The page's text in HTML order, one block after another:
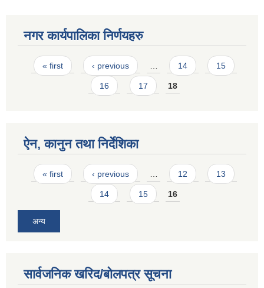
नगर कार्यपालिका निर्णयहरु
Pages
« first ‹ previous … 14 15
16 17 18
ऐन, कानुन तथा निर्देशिका
Pages
« first ‹ previous 12 13
14 15 16
अन्य
सार्वजनिक खरिद/बोलपत्र सूचना